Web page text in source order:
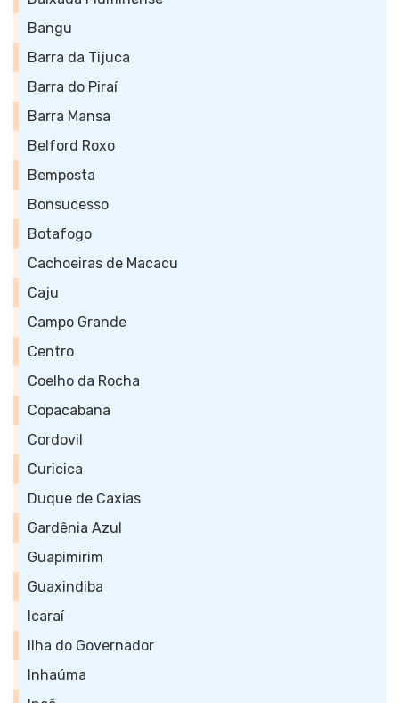
Bangu
Barra da Tijuca
Barra do Piraí
Barra Mansa
Belford Roxo
Bemposta
Bonsucesso
Botafogo
Cachoeiras de Macacu
Caju
Campo Grande
Centro
Coelho da Rocha
Copacabana
Cordovil
Curicica
Duque de Caxias
Gardênia Azul
Guapimirim
Guaxindiba
Icaraí
Ilha do Governador
Inhaúma